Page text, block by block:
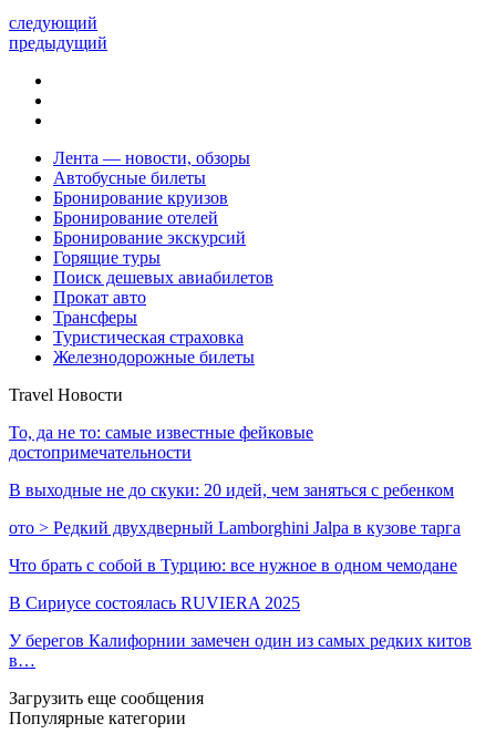
следующий
предыдущий
Лента — новости, обзоры
Автобусные билеты
Бронирование круизов
Бронирование отелей
Бронирование экскурсий
Горящие туры
Поиск дешевых авиабилетов
Прокат авто
Трансферы
Туристическая страховка
Железнодорожные билеты
Travel Новости
То, да не то: самые известные фейковые
достопримечательности
В выходные не до скуки: 20 идей, чем заняться с ребенком
ото > Редкий двухдверный Lamborghini Jalpa в кузове тарга
Что брать с собой в Турцию: все нужное в одном чемодане
В Сириусе состоялась RUVIERA 2025
У берегов Калифорнии замечен один из самых редких китов
в…
Загрузить еще сообщения
Популярные категории